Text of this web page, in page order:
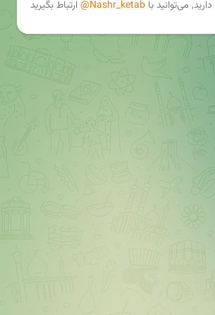
دارید, می‌توانید با @Nashr_ketab